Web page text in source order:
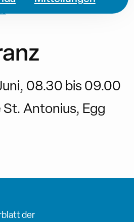
08.30 bis 09.00
St. Antonius, Egg
der